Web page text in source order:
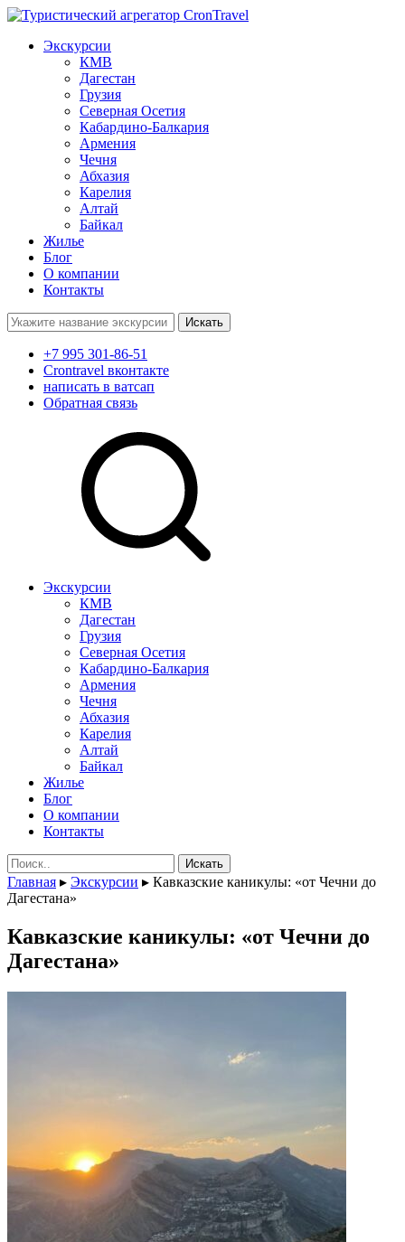
Экскурсии
КМВ
Дагестан
Грузия
Северная Осетия
Кабардино-Балкария
Армения
Чечня
Абхазия
Карелия
Алтай
Байкал
Жилье
Блог
О компании
Контакты
Поиск:
+7 995 301-86-51
Crontravel вконтакте
написать в ватсап
Обратная связь
Экскурсии
КМВ
Дагестан
Грузия
Северная Осетия
Кабардино-Балкария
Армения
Чечня
Абхазия
Карелия
Алтай
Байкал
Жилье
Блог
О компании
Контакты
Поиск:
Главная ▸ Экскурсии ▸ Кавказские каникулы: «от Чечни до
Дагестана»
Кавказские каникулы: «от Чечни до
Дагестана»